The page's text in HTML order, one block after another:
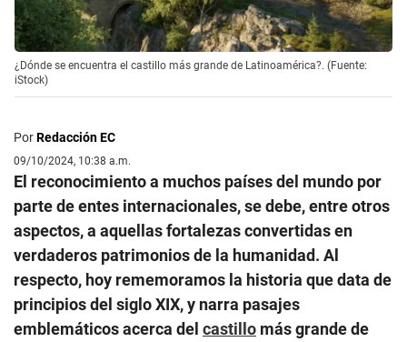
¿Dónde se encuentra el castillo más grande de Latinoamérica?. (Fuente:
iStock)
PorRedacción EC
09/10/2024, 10:38 a.m.
El reconocimiento a muchos países del mundo por
parte de entes internacionales, se debe, entre otros
aspectos, a aquellas fortalezas convertidas en
verdaderos patrimonios de la humanidad. Al
respecto, hoy rememoramos la historia que data de
principios del siglo XIX, y narra pasajes
emblemáticos acerca del castillo más grande de